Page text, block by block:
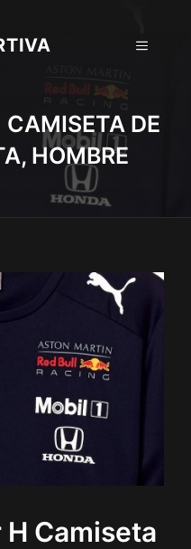
MENU
DE
HOMBRE
H Camiseta